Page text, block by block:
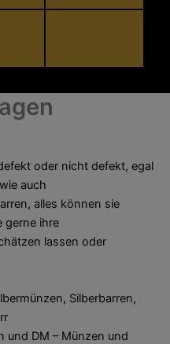
oder nicht defekt, egal
auch
alles können sie
gerne ihre
lassen oder
Silberbarren,
und DM – Münzen und